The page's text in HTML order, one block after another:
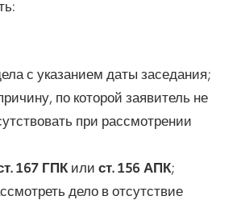
с указанием даты заседания;
по которой заявитель не
при рассмотрении
167 ГПК или ст. 156 АПК;
дело в отсутствие